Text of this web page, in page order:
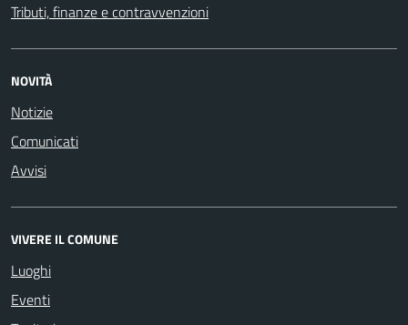
Tributi, finanze e contravvenzioni
NOVITÀ
Notizie
Comunicati
Avvisi
VIVERE IL COMUNE
Luoghi
Eventi